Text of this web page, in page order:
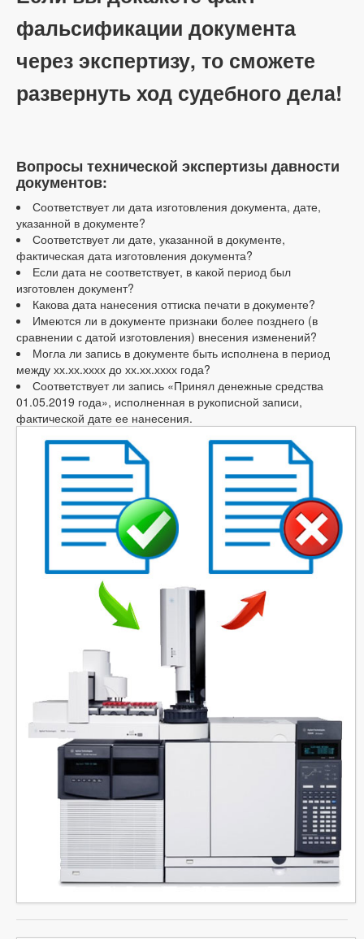
фальсификации документа
через экспертизу, то сможете
развернуть ход судебного дела!
Вопросы технической экспертизы давности
документов:
Соответствует ли дата изготовления документа, дате,
указанной в документе?
Соответствует ли дате, указанной в документе,
фактическая дата изготовления документа?
Если дата не соответствует, в какой период был
изготовлен документ?
Какова дата нанесения оттиска печати в документе?
Имеются ли в документе признаки более позднего (в
сравнении с датой изготовления) внесения изменений?
Могла ли запись в документе быть исполнена в период
между хх.хх.хххх до хх.хх.хххх года?
Соответствует ли запись «Принял денежные средства
01.05.2019 года», исполненная в рукописной записи,
фактической дате ее нанесения.